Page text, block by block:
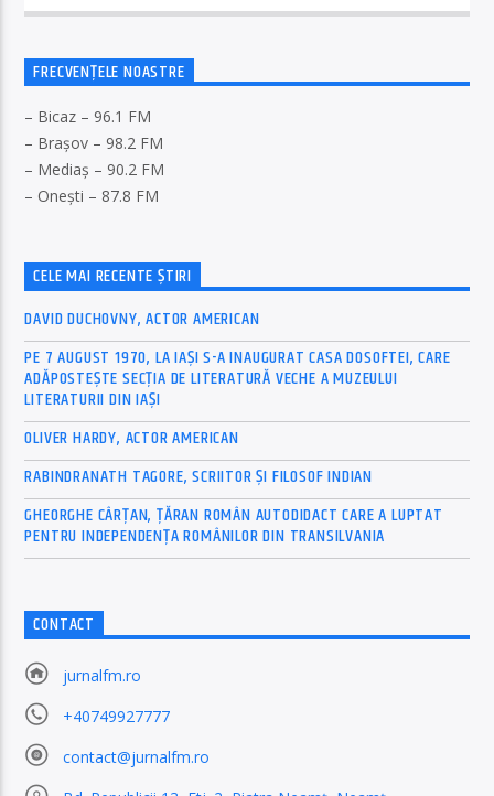
FRECVENȚELE NOASTRE
– Bicaz – 96.1 FM
– Brașov – 98.2 FM
– Mediaș – 90.2 FM
– Onești – 87.8 FM
CELE MAI RECENTE ȘTIRI
DAVID DUCHOVNY, ACTOR AMERICAN
PE 7 AUGUST 1970, LA IAŞI S-A INAUGURAT CASA DOSOFTEI, CARE
ADĂPOSTEŞTE SECŢIA DE LITERATURĂ VECHE A MUZEULUI
LITERATURII DIN IAŞI
OLIVER HARDY, ACTOR AMERICAN
RABINDRANATH TAGORE, SCRIITOR ȘI FILOSOF INDIAN
GHEORGHE CÂRȚAN, ŢĂRAN ROMÂN AUTODIDACT CARE A LUPTAT
PENTRU INDEPENDENȚA ROMÂNILOR DIN TRANSILVANIA
CONTACT
jurnalfm.ro
+40749927777
contact@jurnalfm.ro